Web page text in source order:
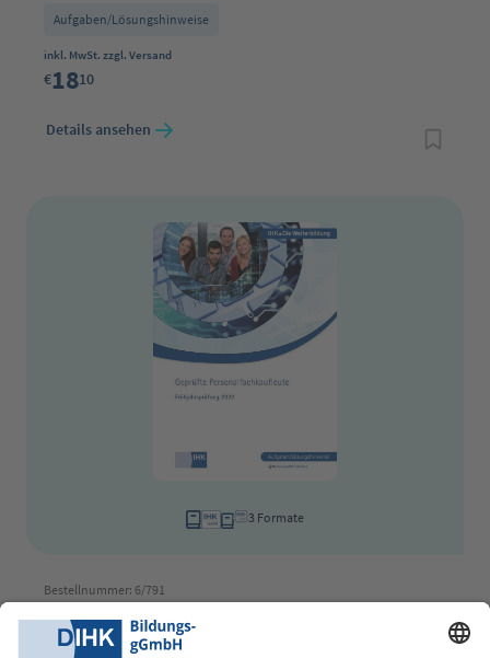
Aufgaben/Lösungshinweise
Regulärer Preis:
inkl. MwSt. zzgl. Versand
€1810
Details ansehen
3 Formate
Bestellnummer: 6/791
Geprüfte Personalfachkaufleute
Frühjahrsprüfung 2022 (Verordnung 2002)